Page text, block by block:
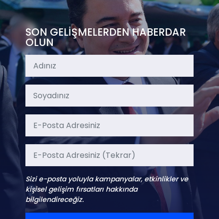
SON GELİŞMELERDEN HABERDAR
OLUN
Sizi e-posta yoluyla kampanyalar, etkinlikler ve
kişisel gelişim fırsatları hakkında
bilgilendireceğiz.